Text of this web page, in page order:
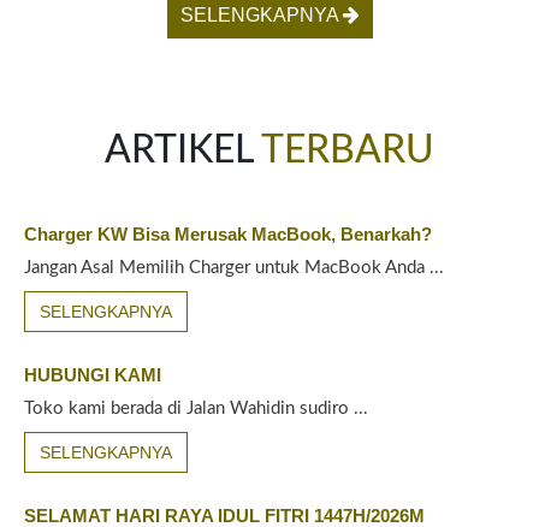
SELENGKAPNYA
ARTIKELTERBARU
Charger KW Bisa Merusak MacBook, Benarkah?
Jangan Asal Memilih Charger untuk MacBook Anda ...
SELENGKAPNYA
HUBUNGI KAMI
Toko kami berada di Jalan Wahidin sudiro ...
SELENGKAPNYA
SELAMAT HARI RAYA IDUL FITRI 1447H/2026M